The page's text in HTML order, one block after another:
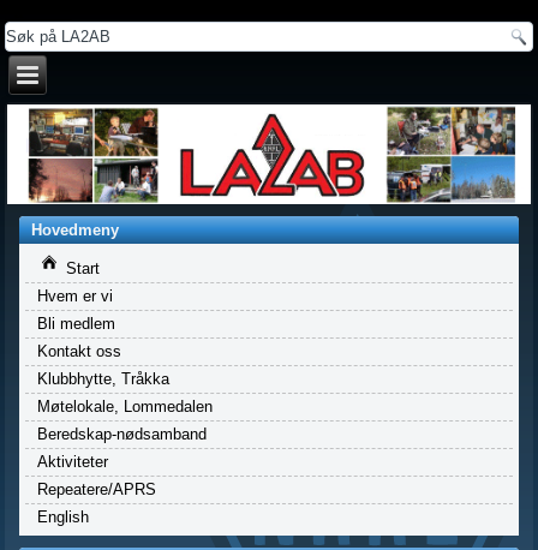
Hovedmeny
Start
Hvem er vi
Bli medlem
Kontakt oss
Klubbhytte, Tråkka
Møtelokale, Lommedalen
Beredskap-nødsamband
Aktiviteter
Repeatere/APRS
English